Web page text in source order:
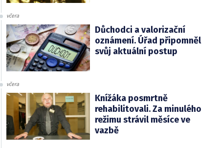
včera
Důchodci a valorizační
oznámení. Úřad připomněl
svůj aktuální postup
včera
Knížáka posmrtně
rehabilitovali. Za minulého
režimu strávil měsíce ve
vazbě